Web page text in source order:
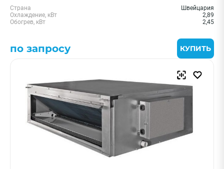
Страна
Швейцария
Охлаждение, кВт
2,89
Обогрев, кВт
2,45
по запросу КУПИТЬ